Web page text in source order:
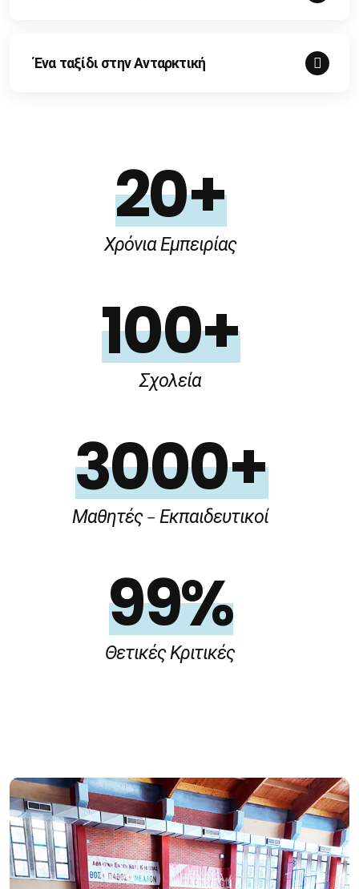
Ένα ταξίδι στην Ανταρκτική
20+
Χρόνια Εμπειρίας
100+
Σχολεία
3000+
Μαθητές - Εκπαιδευτικοί
99%
Θετικές Κριτικές